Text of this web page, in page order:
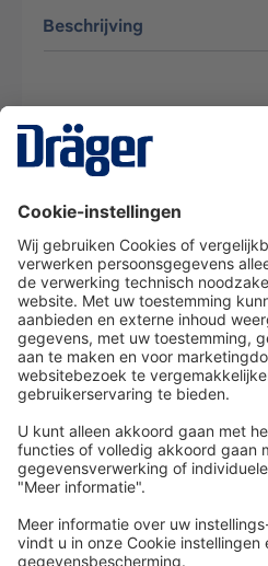
Beschrijving
Dräger klantenservice
Over Dräger
Bestellen in onze webshop
Community